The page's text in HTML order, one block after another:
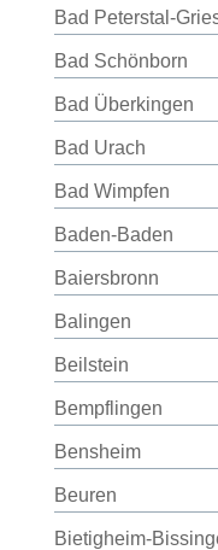
Bad Peterstal-
Bad Schönborn
Bad Überkingen
Bad Urach
Bad Wimpfen
Baden-Baden
Baiersbronn
Balingen
Beilstein
Bempflingen
Bensheim
Beuren
Bietigheim-